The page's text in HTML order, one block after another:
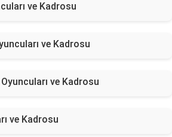
ve Kadrosu
ve Kadrosu
ve Kadrosu
ve Kadrosu